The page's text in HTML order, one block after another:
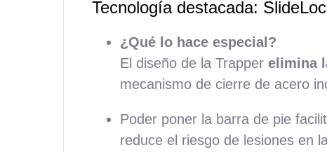
Tecnología destacada:
¿Qué lo hace especial?
El diseño de la Trapper elimina
mecanismo de cierre de acero
Poder poner la barra de pie
reduce el riesgo de lesiones en